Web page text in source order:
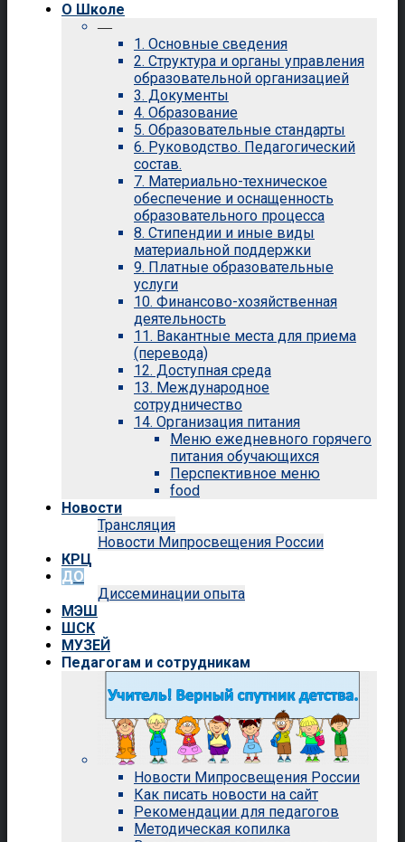
О Школе
—
1. Основные сведения
2. Структура и органы управления
образовательной организацией
3. Документы
4. Образование
5. Образовательные стандарты
6. Руководство. Педагогический
состав.
7. Материально-техническое
обеспечение и оснащенность
образовательного процесса
8. Стипендии и иные виды
материальной поддержки
9. Платные образовательные
услуги
10. Финансово-хозяйственная
деятельность
11. Вакантные места для приема
(перевода)
12. Доступная среда
13. Международное
сотрудничество
14. Организация питания
Меню ежедневного горячего
питания обучающихся
Перспективное меню
food
Новости
Трансляция
Новости Мипросвещения России
КРЦ
ДО
Диссеминации опыта
МЭШ
ШСК
МУЗЕЙ
Педагогам и сотрудникам
Новости Мипросвещения России
Как писать новости на сайт
Рекомендации для педагогов
Методическая копилка